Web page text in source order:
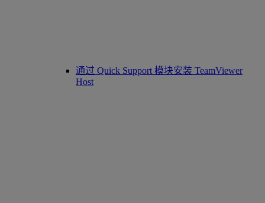
通过 Quick Support 模块安装 TeamViewer
Host